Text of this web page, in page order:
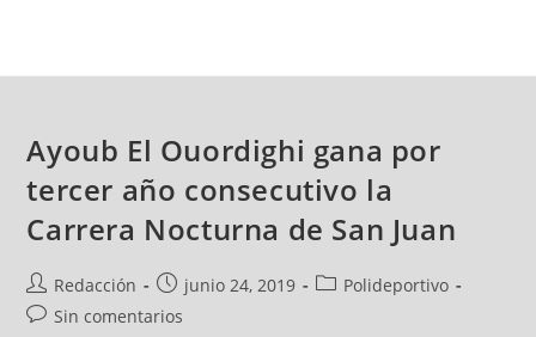
Ayoub El Ouordighi gana por
tercer año consecutivo la
Carrera Nocturna de San Juan
Redacción junio 24, 2019
Polideportivo
Sin comentarios